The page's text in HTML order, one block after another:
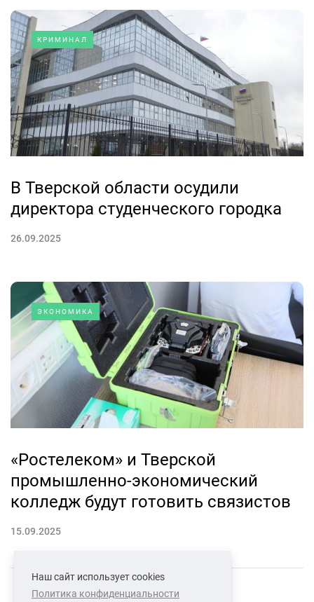
КРИМИНАЛ
В Тверской области осудили
директора студенческого городка
26.09.2025
ЭКОНОМИКА
«Ростелеком» и Тверской
промышленно-экономический
колледж будут готовить связистов
15.09.2025
СВЯЗАТЬСЯ С НАМИ О НАС
Наш сайт использует cookies
Политика конфиденциальности